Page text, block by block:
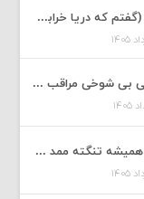
دانلود آهنگ علی ایلمان به نام دریا (گفتم که دریا خرابه نمه بارونه لب شط و نبین)
دانلود آهنگ مهدی فروغی به نام ولی بی شوخی مراقب من باش
دانلود آهنگ محمد ملایی به نام دل همیشه تنگته ممد کله ونگته